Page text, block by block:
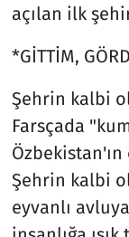
açılan ilk
*GİTTİM,
Şehrin kalbi
Farsçada
Şehrin kalbi
eyvanlı